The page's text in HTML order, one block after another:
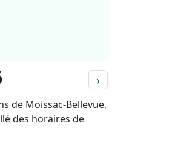
›
de Moissac-Bellevue,
des horaires de